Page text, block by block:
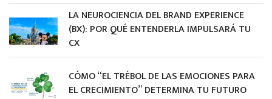
LA NEUROCIENCIA DEL BRAND EXPERIENCE
(BX): POR QUÉ ENTENDERLA IMPULSARÁ TU
CX
CÓMO “EL TRÉBOL DE LAS EMOCIONES PARA
EL CRECIMIENTO” DETERMINA TU FUTURO